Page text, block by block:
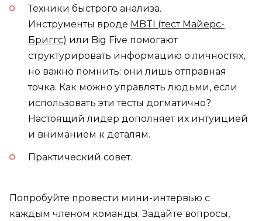
Техники быстрого анализа.
Инструменты вроде MBTI (тест Майерс-
Бриггс) или Big Five помогают
структурировать информацию о личностях,
но важно помнить: они лишь отправная
точка. Как можно управлять людьми, если
использовать эти тесты догматично?
Настоящий лидер дополняет их интуицией
и вниманием к деталям.
Практический совет.
Попробуйте провести мини-интервью с
каждым членом команды. Задайте вопросы,